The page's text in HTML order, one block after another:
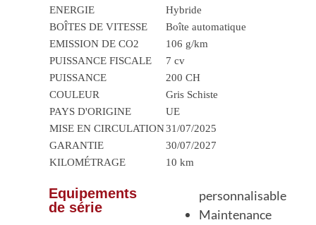
ENERGIE
Hybride
BOÎTES DE VITESSE
Boîte automatique
EMISSION DE CO2
106 g/km
PUISSANCE FISCALE
7 cv
PUISSANCE
200 CH
COULEUR
Gris Schiste
PAYS D'ORIGINE
UE
MISE EN CIRCULATION31/07/2025
GARANTIE
30/07/2027
KILOMÉTRAGE
10 km
Equipements
de série
personnalisable
Maintenance